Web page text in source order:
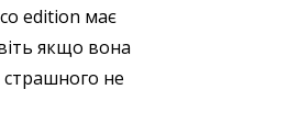
edition має
якщо вона
страшного не